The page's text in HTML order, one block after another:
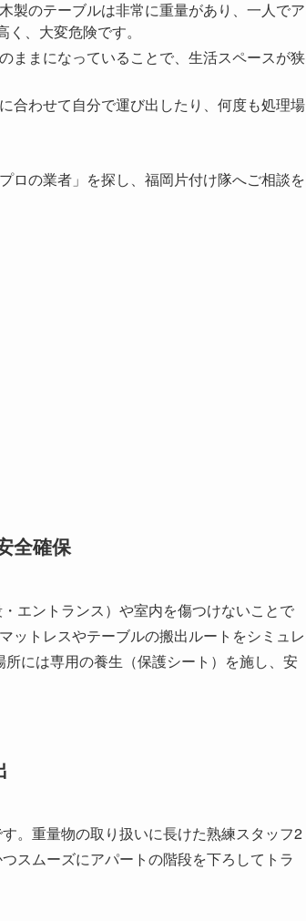
製のテーブルは非常に重量があり、一人でア
、大変危険です。
ままになっていることで、生活スペースが狭
合わせて自分で運び出したり、何度も処理場
ロの業者」を探し、福岡片付け隊へご相談を
全確保
エントランス）や室内を傷つけないことで
ットレスやテーブルの搬出ルートをシミュレ
には専用の養生（保護シート）を施し、安
。重量物の取り扱いに長けた熟練スタッフ2
スムーズにアパートの階段を下ろしてトラ